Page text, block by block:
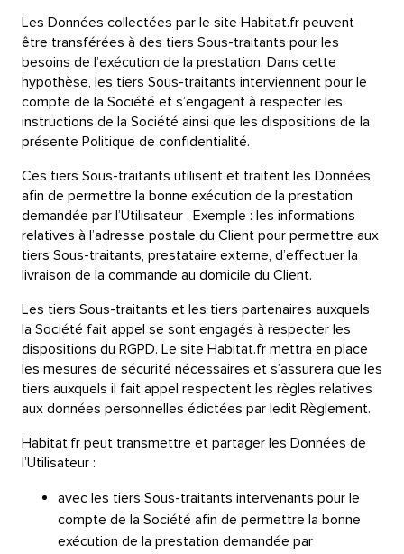
Les Données collectées par le site Habitat.fr peuvent
être transférées à des tiers Sous-traitants pour les
besoins de l’exécution de la prestation. Dans cette
hypothèse, les tiers Sous-traitants interviennent pour le
compte de la Société et s’engagent à respecter les
instructions de la Société ainsi que les dispositions de la
présente Politique de confidentialité.
Ces tiers Sous-traitants utilisent et traitent les Données
afin de permettre la bonne exécution de la prestation
demandée par l’Utilisateur . Exemple : les informations
relatives à l’adresse postale du Client pour permettre aux
tiers Sous-traitants, prestataire externe, d’effectuer la
livraison de la commande au domicile du Client.
Les tiers Sous-traitants et les tiers partenaires auxquels
la Société fait appel se sont engagés à respecter les
dispositions du RGPD. Le site Habitat.fr mettra en place
les mesures de sécurité nécessaires et s’assurera que les
tiers auxquels il fait appel respectent les règles relatives
aux données personnelles édictées par ledit Règlement.
Habitat.fr peut transmettre et partager les Données de
l’Utilisateur :
avec les tiers Sous-traitants intervenants pour le
compte de la Société afin de permettre la bonne
exécution de la prestation demandée par